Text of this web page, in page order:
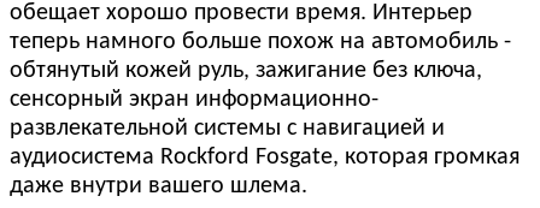
обещает хорошо провести время. Интерьер
теперь намного больше похож на автомобиль -
обтянутый кожей руль, зажигание без ключа,
сенсорный экран информационно-
развлекательной системы с навигацией и
аудиосистема Rockford Fosgate, которая громкая
даже внутри вашего шлема.